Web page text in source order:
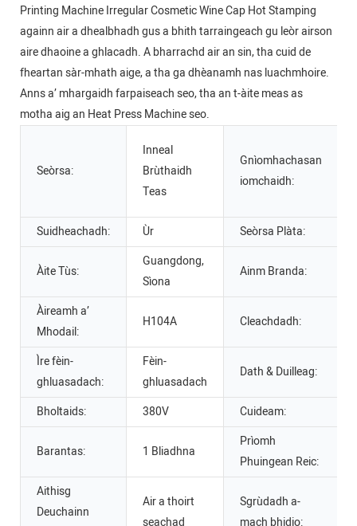
Printing Machine Irregular Cosmetic Wine Cap Hot Stamping
againn air a dhealbhadh gus a bhith tarraingeach gu leòr airson
aire dhaoine a ghlacadh. A bharrachd air an sin, tha cuid de
fheartan sàr-mhath aige, a tha ga dhèanamh nas luachmhoire.
Anns a’ mhargaidh farpaiseach seo, tha an t-àite meas as
motha aig an Heat Press Machine seo.
Seòrsa:
Inneal
Brùthaidh
Teas
Gnìomhachasan
iomchaidh:
Suidheachadh:
Ùr Seòrsa Plàta:
Àite Tùs:
Guangdong,
Sìona
Ainm Branda:
Àireamh a’
Mhodail:
H104A Cleachdadh:
Ìre fèin-
ghluasadach:
Fèin-
ghluasadach
Dath & Duilleag:
Bholtaids: 380V Cuideam:
Barantas: 1 Bliadhna
Prìomh
Phuingean Reic:
Aithisg
Deuchainn
Air a thoirt
Sgrùdadh a-